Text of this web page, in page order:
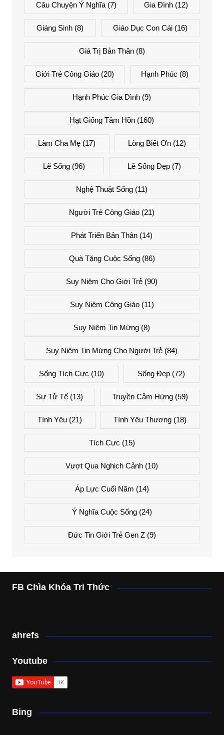
Câu Chuyện Ý Nghĩa(7) Gia Đình (12)
Giáng Sinh (8) Giáo Dục Con Cái(16)
Giá Trị Bản Thân(8)
Giới Trẻ Công Giáo(20) Hạnh Phúc (8)
Hạnh Phúc Gia Đình (9)
Hạt Giống Tâm Hồn (160)
Làm Cha Mẹ (17) Lòng Biết Ơn(12)
Lẽ Sống (96) Lẽ Sống Đẹp(7)
Nghệ Thuật Sống (11)
Người Trẻ Công Giáo (21)
Phát Triển Bản Thân (14)
Quà Tặng Cuộc Sống(86)
Suy Niệm Cho Giới Trẻ (90)
Suy Niệm Công Giáo(11)
Suy Niệm Tin Mừng (8)
Suy Niệm Tin Mừng Cho Người Trẻ (84)
Sống Tích Cực (10) Sống Đẹp (72)
Sự Tử Tế (13) Truyền Cảm Hứng(59)
Tình Yêu (21) Tình Yêu Thương(18)
Tích Cực (15)
Vượt Qua Nghịch Cảnh (10)
Áp Lực Cuối Năm (14)
Ý Nghĩa Cuộc Sống(24)
Đức Tin Giới Trẻ Gen Z(9)
FB Chìa Khóa Tri Thức
ahrefs
Youtube
Bing